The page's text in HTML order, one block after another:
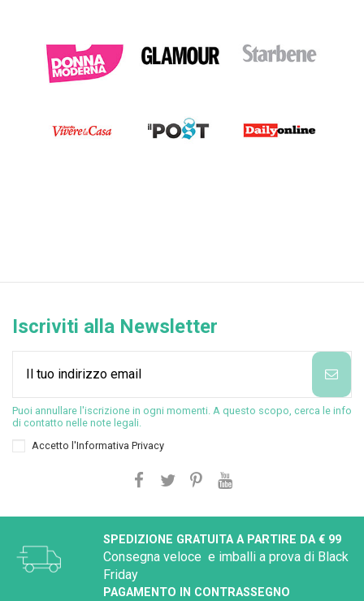
Iscriviti alla Newsletter
Puoi annullare l'iscrizione in ogni momenti. A questo scopo, cerca le info
di contatto nelle note legali.
Accetto l'Informativa Privacy
SPEDIZIONE GRATUITA A PARTIRE DA € 99
Consegna veloce e imballi a prova di Black
Friday
PAGAMENTO IN CONTRASSEGNO